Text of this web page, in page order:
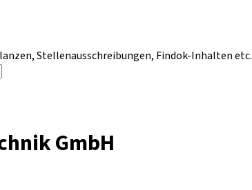
Stellenausschreibungen, Findok-Inhalten etc.
GmbH